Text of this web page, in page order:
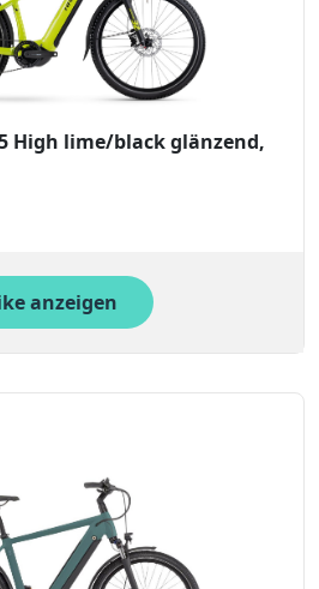
High lime/black glänzend,
anzeigen